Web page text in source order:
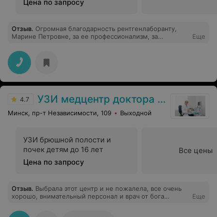
Цена по запросу
Отзыв. Огромная благодарность рентгенлаборанту,
Марине Петровне, за ее профессионализм, за
чувство юмора. По больше таких специалистов,
которые преданы своему делу. Дай Бог ВАМ успеха в
работе и личного счастья!!!!!!!!!!
Еще
4.7 УЗИ медцентр доктора Лукашевича Н.А.
Минск, пр-т Независимости, 109 Выходной
УЗИ брюшной полости и
почек детям до 16 лет
Цена по запросу
Все цены
Отзыв. Выбрала этот центр и не пожалела, все очень
хорошо, внимательный персонал и врач от бога
Еще